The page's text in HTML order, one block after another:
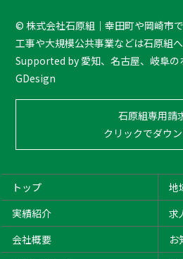
o
p
©株式会社石原組｜幸田町や岡崎市
工事や大規模公共事業などは石原組へ
Supported by 愛知、名古屋、岐阜
GDesign
石原組専用請
クリックでダウ
トップ
地
実績紹介
求
会社概要
お